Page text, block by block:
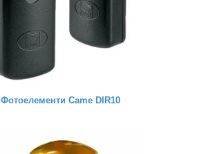
Фотоелементи Came DIR10